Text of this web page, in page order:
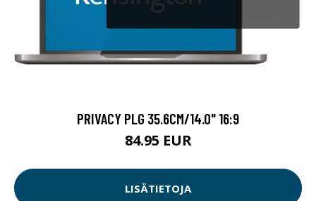
PRIVACY PLG 35.6CM/14.0" 16:9
84.95 EUR
LISÄTIETOJA